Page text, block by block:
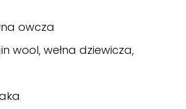
owcza
wool, wełna dziewicza,